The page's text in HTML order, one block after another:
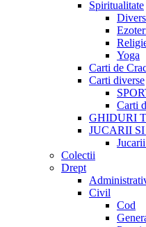
Spiritualitate
Yoga
Carti de
Carti diverse
Carti
GHIDURI
JUCARII
Colectii
Drept
Civil
Cod